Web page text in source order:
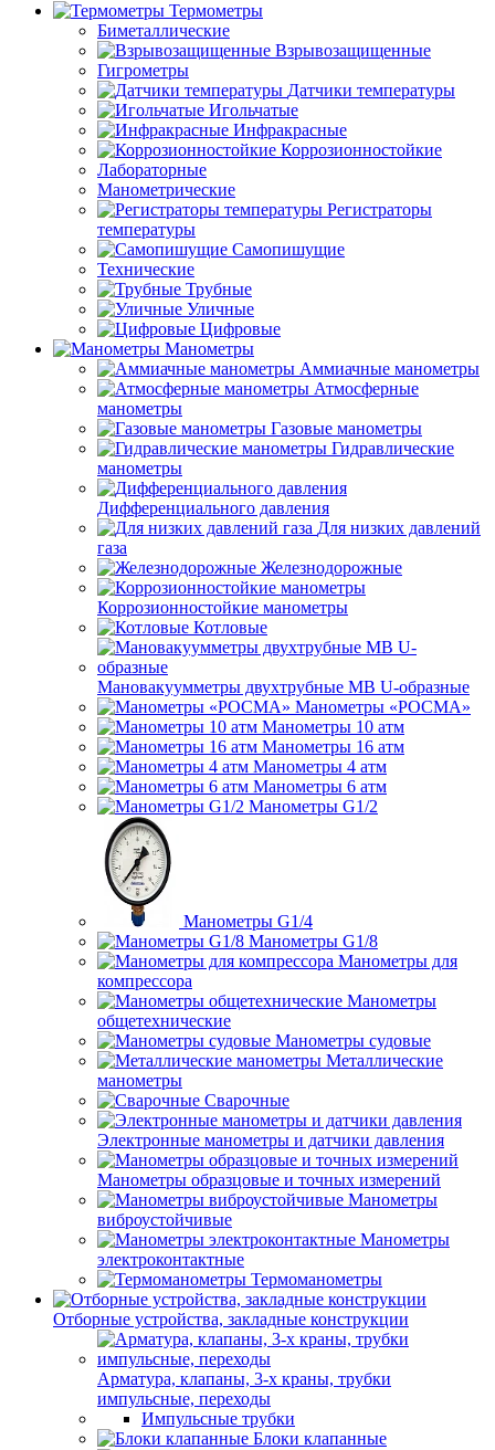
Термометры
Биметаллические
Взрывозащищенные
Гигрометры
Датчики температуры
Игольчатые
Инфракрасные
Коррозионностойкие
Лабораторные
Манометрические
Регистраторы
температуры
Самопишущие
Технические
Трубные
Уличные
Цифровые
Манометры
Аммиачные манометры
Атмосферные
манометры
Газовые манометры
Гидравлические
манометры
Дифференциального давления
Для низких давлений
газа
Железнодорожные
Коррозионностойкие манометры
Котловые
Мановакуумметры двухтрубные МВ U-образные
Манометры «РОСМА»
Манометры 10 атм
Манометры 16 атм
Манометры 4 атм
Манометры 6 атм
Манометры G1/2
Манометры G1/4
Манометры G1/8
Манометры для
компрессора
Манометры
общетехнические
Манометры судовые
Металлические
манометры
Сварочные
Электронные манометры и датчики давления
Манометры образцовые и точных измерений
Манометры
виброустойчивые
Манометры
электроконтактные
Термоманометры
Отборные устройства, закладные конструкции
Арматура, клапаны, 3-х краны, трубки
импульсные, переходы
Импульсные трубки
Блоки клапанные